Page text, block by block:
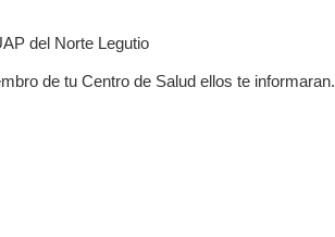
del Norte Legutio
de tu Centro de Salud ellos te informaran.